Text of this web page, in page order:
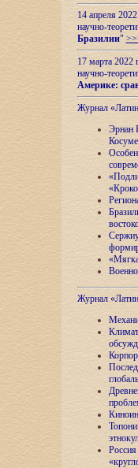
14 апреля
научно-
Бразилии"
17 марта 2022
научно-
Америке:
Журнал
Эрнан
Журнал